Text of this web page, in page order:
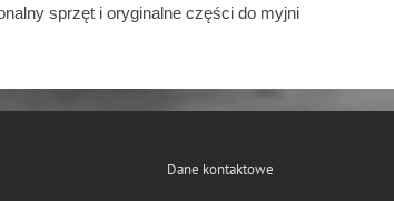
sprzęt i oryginalne części do myjni
Dane kontaktowe